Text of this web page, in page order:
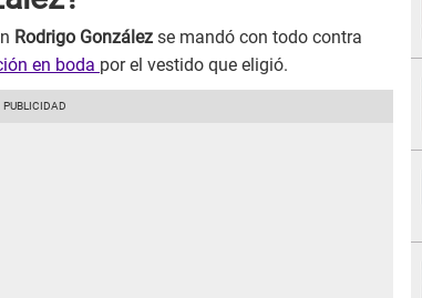
Rodrigo González se mandó con todo contra
en boda por el vestido que eligió.